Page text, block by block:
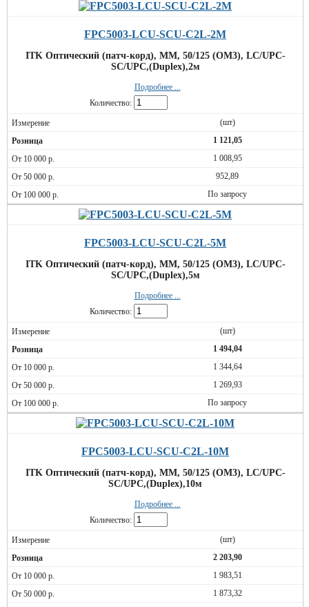
FPC5003-LCU-SCU-C2L-2M
ITK Оптический (патч-корд), MM, 50/125 (OM3), LC/UPC-
SC/UPC,(Duplex),2м
Подробнее ...
Количество:
(шт)
1 121,05
1 008,95
952,89
По запросу
FPC5003-LCU-SCU-C2L-5M
ITK Оптический (патч-корд), MM, 50/125 (OM3), LC/UPC-
SC/UPC,(Duplex),5м
Подробнее ...
Количество:
(шт)
1 494,04
1 344,64
1 269,93
По запросу
FPC5003-LCU-SCU-C2L-10M
ITK Оптический (патч-корд), MM, 50/125 (OM3), LC/UPC-
SC/UPC,(Duplex),10м
Подробнее ...
Количество:
(шт)
2 203,90
1 983,51
1 873,32